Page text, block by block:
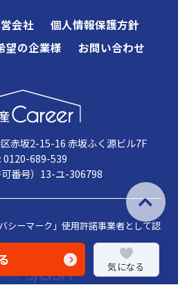
気になる
会社
個人情報保護方針
望の企業様 お問い合わせ
赤坂2-15-16 赤坂ふく源ビル7F
0120-689-539
番号）13-ユ-306798
シーマーク」使用許諾事業者として認